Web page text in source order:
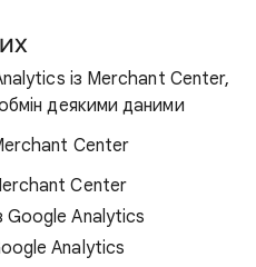
із Merchant Center,
деякими даними
Center
Center
Google Analytics
Analytics